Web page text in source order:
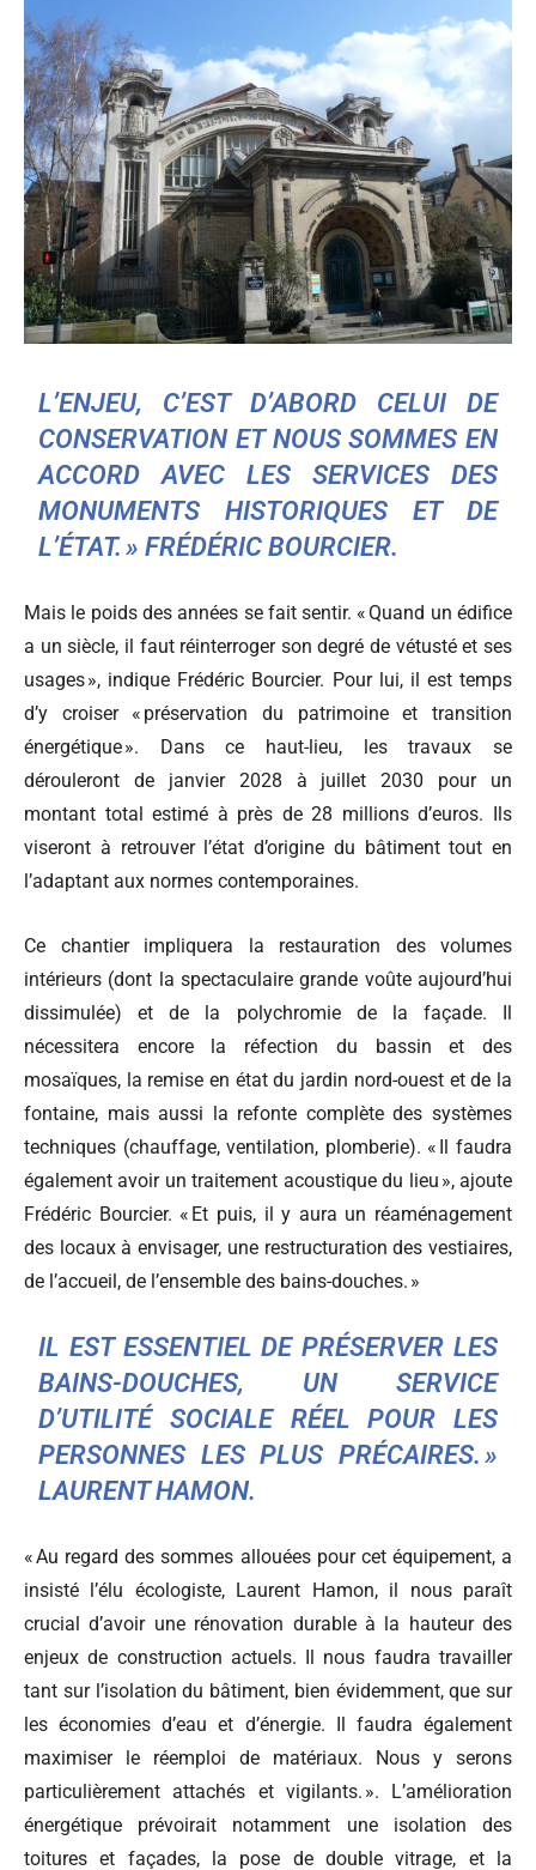
L’ENJEU, C’EST D’ABORD CELUI DE
CONSERVATION ET NOUS SOMMES EN
ACCORD AVEC LES SERVICES DES
MONUMENTS HISTORIQUES ET DE
L’ÉTAT. » FRÉDÉRIC BOURCIER.
Mais le poids des années se fait sentir. « Quand un édifice
a un siècle, il faut réinterroger son degré de vétusté et ses
usages », indique Frédéric Bourcier. Pour lui, il est temps
d’y croiser « préservation du patrimoine et transition
énergétique ». Dans ce haut-lieu, les travaux se
dérouleront de janvier 2028 à juillet 2030 pour un
montant total estimé à près de 28 millions d’euros. Ils
viseront à retrouver l’état d’origine du bâtiment tout en
l’adaptant aux normes contemporaines.
Ce chantier impliquera la restauration des volumes
intérieurs (dont la spectaculaire grande voûte aujourd’hui
dissimulée) et de la polychromie de la façade. Il
nécessitera encore la réfection du bassin et des
mosaïques, la remise en état du jardin nord-ouest et de la
fontaine, mais aussi la refonte complète des systèmes
techniques (chauffage, ventilation, plomberie). « Il faudra
également avoir un traitement acoustique du lieu », ajoute
Frédéric Bourcier. « Et puis, il y aura un réaménagement
des locaux à envisager, une restructuration des vestiaires,
de l’accueil, de l’ensemble des bains-douches. »
IL EST ESSENTIEL DE PRÉSERVER LES
BAINS-DOUCHES, UN SERVICE
D’UTILITÉ SOCIALE RÉEL POUR LES
PERSONNES LES PLUS PRÉCAIRES. »
LAURENT HAMON.
« Au regard des sommes allouées pour cet équipement, a
insisté l’élu écologiste, Laurent Hamon, il nous paraît
crucial d’avoir une rénovation durable à la hauteur des
enjeux de construction actuels. Il nous faudra travailler
tant sur l’isolation du bâtiment, bien évidemment, que sur
les économies d’eau et d’énergie. Il faudra également
maximiser le réemploi de matériaux. Nous y serons
particulièrement attachés et vigilants. ». L’amélioration
énergétique prévoirait notamment une isolation des
toitures et façades, la pose de double vitrage, et la